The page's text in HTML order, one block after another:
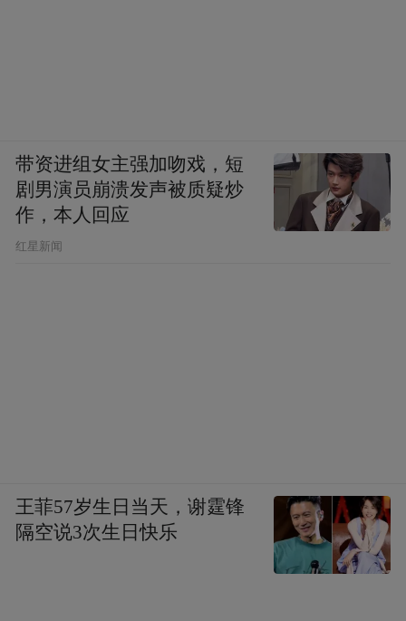
带资进组女主强加吻戏，短
剧男演员崩溃发声被质疑炒
作，本人回应
​红星新闻
王菲57岁生日当天，谢霆锋
隔空说3次生日快乐